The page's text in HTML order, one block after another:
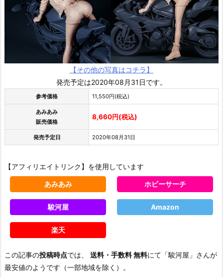
【その他の写真はコチラ】
発売予定は2020年08月31日です。
参考価格 11,550円(税込)
あみあみ
販売価格
8,660円(税込)
発売予定日 2020年08月31日
【アフィリエイトリンク】を使用しています
あみあみ ホビーサーチ
駿河屋 Amazon
楽天
この記事の投稿時点では、 送料・手数料 無料にて「駿河屋」さんが
最安値のようです（一部地域を除く）。